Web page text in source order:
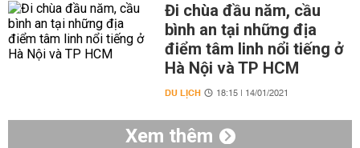
Đi chùa đầu năm, cầu
bình an tại những địa
điểm tâm linh nổi tiếng ở
Hà Nội và TP HCM
DU LỊCH 18:15 | 14/01/2021
Xem thêm